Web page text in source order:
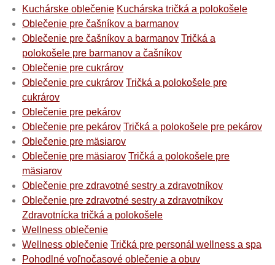
Kuchárske oblečenie Kuchárska tričká a polokošele
Oblečenie pre čašníkov a barmanov
Oblečenie pre čašníkov a barmanov Tričká a
polokošele pre barmanov a čašníkov
Oblečenie pre cukrárov
Oblečenie pre cukrárov Tričká a polokošele pre
cukrárov
Oblečenie pre pekárov
Oblečenie pre pekárov Tričká a polokošele pre pekárov
Oblečenie pre mäsiarov
Oblečenie pre mäsiarov Tričká a polokošele pre
mäsiarov
Oblečenie pre zdravotné sestry a zdravotníkov
Oblečenie pre zdravotné sestry a zdravotníkov
Zdravotnícka tričká a polokošele
Wellness oblečenie
Wellness oblečenie Tričká pre personál wellness a spa
Pohodlné voľnočasové oblečenie a obuv